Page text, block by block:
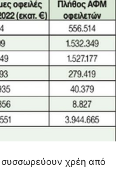
συσσωρεύουν χρέη από